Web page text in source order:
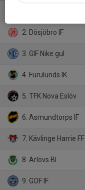
2. Dösjöbro IF
3. GIF Nike gul
4. Furulunds IK
5. TFK Nova Eslöv
6. Asmundtorps IF
7. Kävlinge Harrie FF
8. Arlövs BI
9. GOF IF